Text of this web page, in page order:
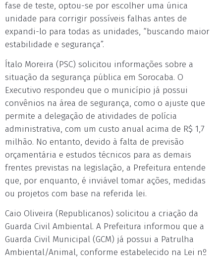
fase de teste, optou-se por escolher uma única
unidade para corrigir possíveis falhas antes de
expandi-lo para todas as unidades, “buscando maior
estabilidade e segurança”.
Ítalo Moreira (PSC) solicitou informações sobre a
situação da segurança pública em Sorocaba. O
Executivo respondeu que o município já possui
convênios na área de segurança, como o ajuste que
permite a delegação de atividades de polícia
administrativa, com um custo anual acima de R$ 1,7
milhão. No entanto, devido à falta de previsão
orçamentária e estudos técnicos para as demais
frentes previstas na legislação, a Prefeitura entende
que, por enquanto, é inviável tomar ações, medidas
ou projetos com base na referida lei.
Caio Oliveira (Republicanos) solicitou a criação da
Guarda Civil Ambiental. A Prefeitura informou que a
Guarda Civil Municipal (GCM) já possui a Patrulha
Ambiental/Animal, conforme estabelecido na Lei nº